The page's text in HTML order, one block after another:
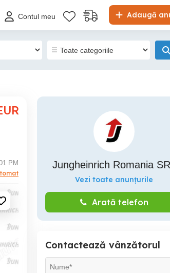
Adaugă
Contul meu
PM
Jungheinrich Romania
Vezi toate anunțurile
Arată telefon
Contactează vânzătorul